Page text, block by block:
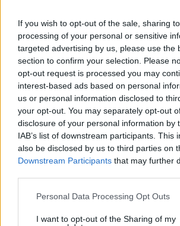
If you wish to opt-out of the sale, sharing
processing of your personal or sensitive
targeted advertising by us, please use the
section to confirm your selection. Please
opt-out request is processed you may
interest-based ads based on personal
us or personal information disclosed to
your opt-out. You may separately opt-out
disclosure of your personal information by
IAB’s list of downstream participants. This
also be disclosed by us to third parties on
Downstream Participants that may further
Please note that this website/app uses one
not limited to your visit or usage behaviour.
Personal Data Processing Opt Outs
I want to opt-out of the Sharing of my
Εν ψυχρώ δολοφονία ζευγαριού σε
μπαρ στην Κολομβία: Η γυναίκα
προσπάθησε να προστατεύσει τον
άνδρα της, ήταν γονείς 6χρονου
κοριτσιού, δείτε βίντεο
06.08.2026, 06:25 4
«Να είναι γαλήνια τα νερά του
τελευταίου σου ταξιδιού»: Συγκινεί ο
06.08.2026, 08:25